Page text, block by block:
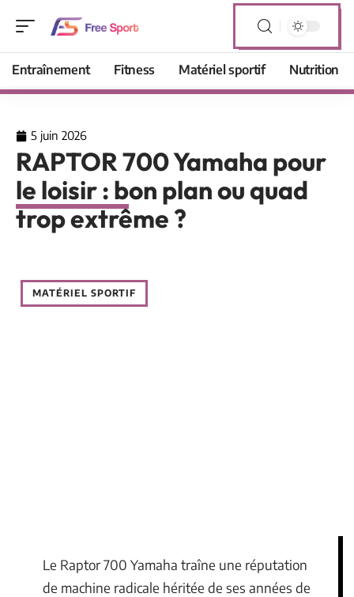
Entraînement Fitness Matériel sportif Nutrition
5 juin 2026
RAPTOR 700 Yamaha pour
le loisir : bon plan ou quad
trop extrême ?
MATÉRIEL SPORTIF
Le Raptor 700 Yamaha traîne une réputation
de machine radicale héritée de ses années de